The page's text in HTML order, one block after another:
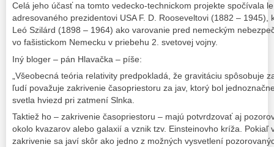
Celá jeho účasť na tomto vedecko-technickom projekte spočívala
adresovaného prezidentovi USA F. D. Rooseveltovi (1882 – 1945),
Leó Szilárd (1898 – 1964) ako varovanie pred nemeckým
vo fašistickom Nemecku v priebehu 2. svetovej vojny.
Iný bloger – pán Hlavačka – píše:
„Všeobecná teória relativity predpokladá, že gravitáciu spôsobuje
ľudí považuje zakrivenie časopriestoru za jav, ktorý bol
svetla hviezd pri zatmení Slnka.
Taktiež ho – zakrivenie časopriestoru – majú potvrdzovať aj
okolo kvazarov alebo galaxií a vznik tzv. Einsteinovho kríža. Pokiaľ
zakrivenie sa javí skôr ako jedno z možných vysvetlení